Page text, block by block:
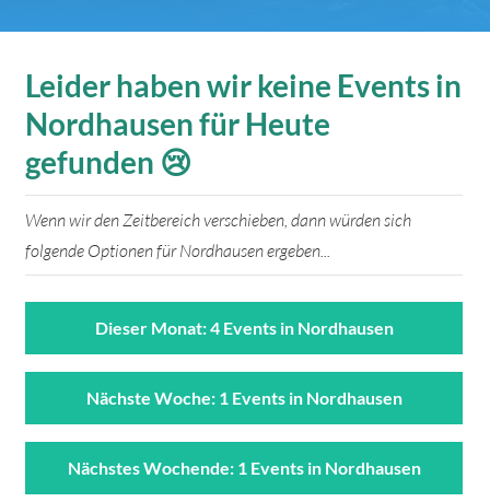
Leider haben wir keine Events in
Nordhausen für Heute
gefunden 😢
Wenn wir den Zeitbereich verschieben, dann würden sich
folgende Optionen für Nordhausen ergeben...
Dieser Monat: 4 Events in Nordhausen
Nächste Woche: 1 Events in Nordhausen
Nächstes Wochende: 1 Events in Nordhausen